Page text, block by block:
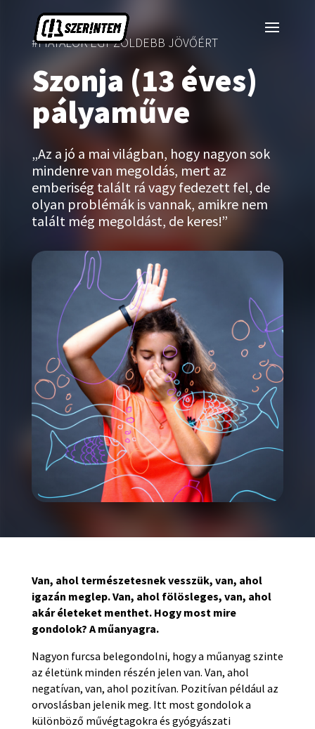
#FIATALOK EGY ZÖLDEBB JÖVŐÉRT
Szonja (13 éves)
pályaműve
„Az a jó a mai világban, hogy nagyon sok
mindenre van megoldás, mert az
emberiség talált rá vagy fedezett fel, de
olyan problémák is vannak, amikre nem
talált még megoldást, de keres!”
Van, ahol természetesnek vesszük, van, ahol
igazán meglep. Van, ahol fölösleges, van, ahol
akár életeket menthet. Hogy most mire
gondolok? A műanyagra.
Nagyon furcsa belegondolni, hogy a műanyag szinte
az életünk minden részén jelen van. Van, ahol
negatívan, van, ahol pozitívan. Pozitívan például az
orvoslásban jelenik meg. Itt most gondolok a
különböző művégtagokra és gyógyászati